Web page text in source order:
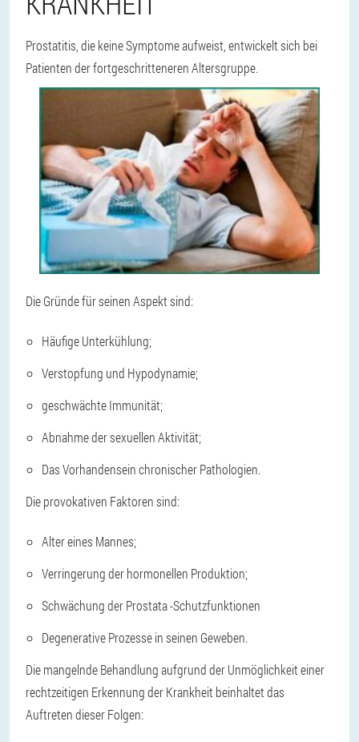
Prostatitis, die keine Symptome aufweist, entwickelt sich bei
Patienten der fortgeschritteneren Altersgruppe.
Die Gründe für seinen Aspekt sind:
Häufige Unterkühlung;
Verstopfung und Hypodynamie;
geschwächte Immunität;
Abnahme der sexuellen Aktivität;
Das Vorhandensein chronischer Pathologien.
Die provokativen Faktoren sind:
Alter eines Mannes;
Verringerung der hormonellen Produktion;
Schwächung der Prostata -Schutzfunktionen
Degenerative Prozesse in seinen Geweben.
Die mangelnde Behandlung aufgrund der Unmöglichkeit einer
rechtzeitigen Erkennung der Krankheit beinhaltet das
Auftreten dieser Folgen: